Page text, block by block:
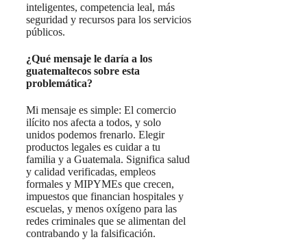
inteligentes, competencia leal, más
seguridad y recursos para los servicios
públicos.
¿Qué mensaje le daría a los
guatemaltecos sobre esta
problemática?
Mi mensaje es simple: El comercio
ilícito nos afecta a todos, y solo
unidos podemos frenarlo. Elegir
productos legales es cuidar a tu
familia y a Guatemala. Significa salud
y calidad verificadas, empleos
formales y MIPYMEs que crecen,
impuestos que financian hospitales y
escuelas, y menos oxígeno para las
redes criminales que se alimentan del
contrabando y la falsificación.